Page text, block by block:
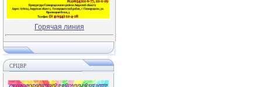
Горячая линия
СРЦВР